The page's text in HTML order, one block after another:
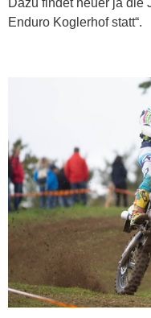
Dazu findet heuer ja die
Enduro Koglerhof statt“.